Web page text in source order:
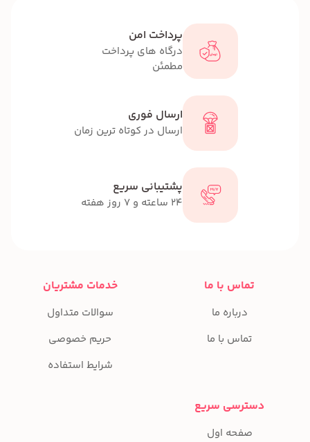
پرداخت امن
درگاه های پرداخت
مطمئن
ارسال فوری
ارسال در کوتاه ترین زمان
پشتیبانی سریع
24 ساعته و 7 روز هفته
تماس با ما
درباره ما
تماس با ما
خدمات مشتریان
سوالات متداول
حریم خصوصی
شرایط استفاده
دسترسی سریع
صفحه اول